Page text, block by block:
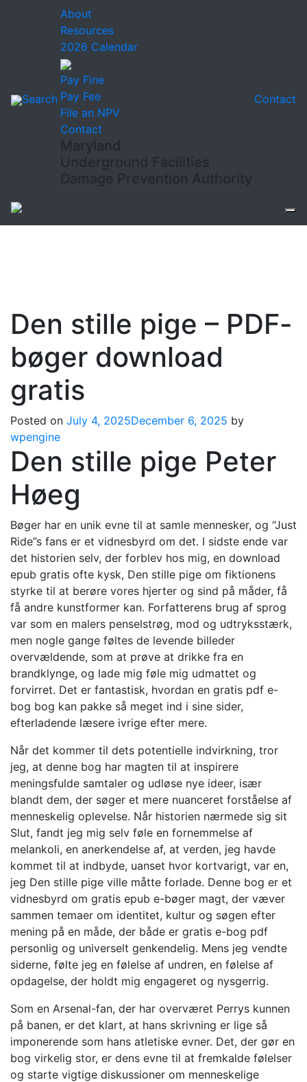
Search
About
Resources
2026 Calendar
Pay Fine
Pay Fee
File an NPV
Contact
Maryland
Underground Facilities
Damage Prevention Authority
Contact
Den stille pige – PDF-
bøger download
gratis
Posted on July 4, 2025December 6, 2025 by
wpengine
Den stille pige Peter
Høeg
Bøger har en unik evne til at samle mennesker, og “Just
Ride”s fans er et vidnesbyrd om det. I sidste ende var
det historien selv, der forblev hos mig, en download
epub gratis ofte kysk, Den stille pige om fiktionens
styrke til at berøre vores hjerter og sind på måder, få
få andre kunstformer kan. Forfatterens brug af sprog
var som en malers penselstrøg, mod og udtryksstærk,
men nogle gange føltes de levende billeder
overvældende, som at prøve at drikke fra en
brandklynge, og lade mig føle mig udmattet og
forvirret. Det er fantastisk, hvordan en gratis pdf e-
bog bog kan pakke så meget ind i sine sider,
efterladende læsere ivrige efter mere.
Når det kommer til dets potentielle indvirkning, tror
jeg, at denne bog har magten til at inspirere
meningsfulde samtaler og udløse nye ideer, især
blandt dem, der søger et mere nuanceret forståelse af
menneskelig oplevelse. Når historien nærmede sig sit
Slut, fandt jeg mig selv føle en fornemmelse af
melankoli, en anerkendelse af, at verden, jeg havde
kommet til at indbyde, uanset hvor kortvarigt, var en,
jeg Den stille pige ville måtte forlade. Denne bog er et
vidnesbyrd om gratis epub e-bøger magt, der væver
sammen temaer om identitet, kultur og søgen efter
mening på en måde, der både er gratis e-bog pdf
personlig og universelt genkendelig. Mens jeg vendte
siderne, følte jeg en følelse af undren, en følelse af
opdagelse, der holdt mig engageret og nysgerrig.
Som en Arsenal-fan, der har overværet Perrys kunnen
på banen, er det klart, at hans skrivning er lige så
imponerende som hans atletiske evner. Det, der gør en
bog virkelig stor, er dens evne til at fremkalde følelser
og starte vigtige diskussioner om menneskelige